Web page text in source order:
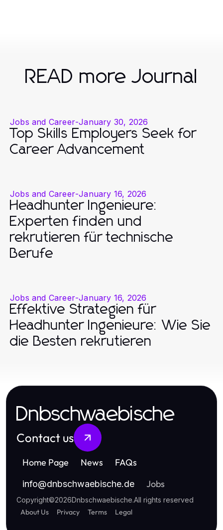
READ more Journal
Jobs and Career-January 30, 2026
Top Skills Employers Seek for
Career Advancement
Jobs and Career-January 16, 2026
Headhunter Ingenieure:
Experten finden und
rekrutieren für technische
Berufe
Jobs and Career-January 16, 2026
Effektive Strategien für
Headhunter Ingenieure: Wie Sie
die Besten rekrutieren
Dnbschwaebische
Contact us
Home Page News FAQs
info@dnbschwaebische.de Jobs
Copyright©2026Dnbschwaebische.All rights reserved
About Us Privacy Terms Legal